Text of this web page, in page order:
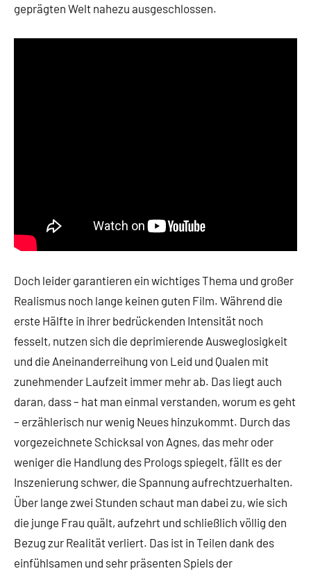
geprägten Welt nahezu ausgeschlossen.
Doch leider garantieren ein wichtiges Thema und großer
Realismus noch lange keinen guten Film. Während die
erste Hälfte in ihrer bedrückenden Intensität noch
fesselt, nutzen sich die deprimierende Ausweglosigkeit
und die Aneinanderreihung von Leid und Qualen mit
zunehmender Laufzeit immer mehr ab. Das liegt auch
daran, dass – hat man einmal verstanden, worum es geht
– erzählerisch nur wenig Neues hinzukommt. Durch das
vorgezeichnete Schicksal von Agnes, das mehr oder
weniger die Handlung des Prologs spiegelt, fällt es der
Inszenierung schwer, die Spannung aufrechtzuerhalten.
Über lange zwei Stunden schaut man dabei zu, wie sich
die junge Frau quält, aufzehrt und schließlich völlig den
Bezug zur Realität verliert. Das ist in Teilen dank des
einfühlsamen und sehr präsenten Spiels der